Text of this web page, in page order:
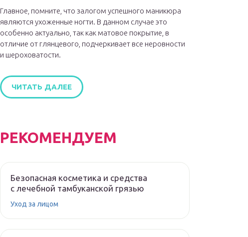
Главное, помните, что залогом успешного маникюра
являются ухоженные ногти. В данном случае это
особенно актуально, так как матовое покрытие, в
отличие от глянцевого, подчеркивает все неровности
и шероховатости.
ЧИТАТЬ ДАЛЕЕ
РЕКОМЕНДУЕМ
Безопасная косметика и средства
с лечебной тамбуканской грязью
Уход за лицом